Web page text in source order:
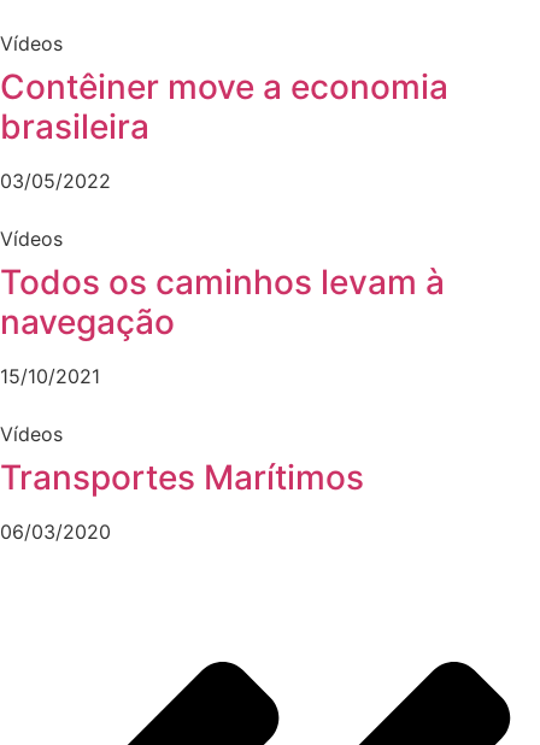
Vídeos
Contêiner move a economia
brasileira
03/05/2022
Vídeos
Todos os caminhos levam à
navegação
15/10/2021
Vídeos
Transportes Marítimos
06/03/2020